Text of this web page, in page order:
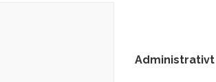
Administrativt